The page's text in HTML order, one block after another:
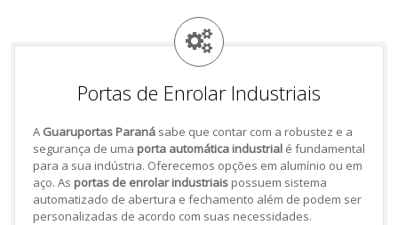
Portas de Enrolar Industriais
A Guaruportas Paranásabe que contar com a robustez e a
segurança de uma porta automática industrialé fundamental
para a sua indústria. Oferecemos opções em alumínio ou em
aço. As portas de enrolar industriaispossuem sistema
automatizado de abertura e fechamento além de podem ser
personalizadas de acordo com suas necessidades.